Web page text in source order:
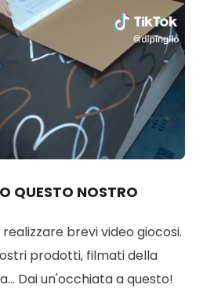
Loaded
QUESTO NOSTRO
brevi video giocosi.
prodotti, filmati della
Dai un'occhiata a questo!